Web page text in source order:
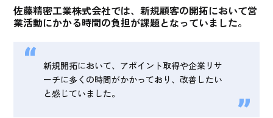
佐藤精密工業株式会社では、新規顧客の開拓において営
業活動にかかる時間の負担が課題となっていました。
新規開拓において、アポイント取得や企業リサ
ーチに多くの時間がかかっており、改善したい
と感じていました。